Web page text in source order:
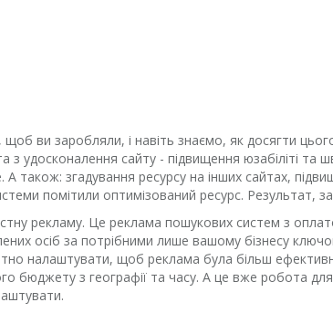
щоб ви заробляли, і навіть знаємо, як досягти
удосконалення сайту - підвищення юзабіліті та
згадування ресурсу на інших сайтах,
помітили оптимізований ресурс. Результат,
рекламу. Це реклама пошукових систем з
осіб за потрібними лише вашому бізнесу
налаштувати, щоб реклама була більш
бюджету з географії та часу. А це вже робота для